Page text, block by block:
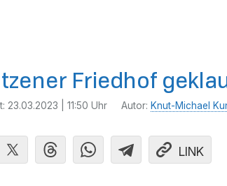
Friedhof
23.03.2023 | 11:50 Uhr Autor: Knut-Michael
LINK